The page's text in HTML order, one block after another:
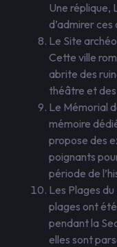
Une réplique,
d’admirer
Le Site
Cette ville
abrite des
théâtre et
Le Mémorial
mémoire
propose des
poignants
période de
Les Plages
plages ont
pendant la
elles sont